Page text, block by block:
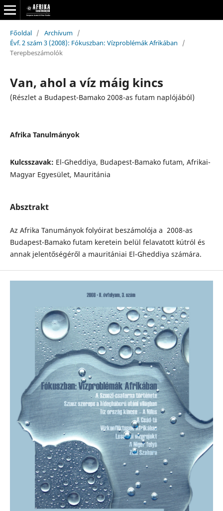
Főoldal / Archívum /
Évf. 2 szám 3 (2008): Fókuszban: Vízproblémák Afrikában
/
Terepbeszámolók
Van, ahol a víz máig kincs
(Részlet a Budapest-Bamako 2008-as futam naplójából)
Afrika Tanulmányok
Kulcsszavak: El-Gheddiya, Budapest-Bamako futam, Afrikai-
Magyar Egyesület, Mauritánia
Absztrakt
Az Afrika Tanumányok folyóirat beszámolója a 2008-as
Budapest-Bamako futam keretein belül felavatott kútról és
annak jelentőségéről a mauritániai El-Gheddiya számára.